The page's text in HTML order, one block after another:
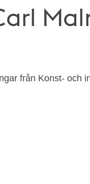
från Konst- och